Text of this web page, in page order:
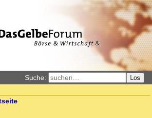
Suche: Los